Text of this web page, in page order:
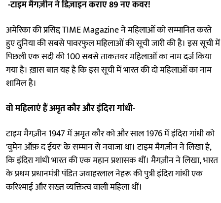
-टाइम मैगज़ीन ने डिज़ाइन कराए 89 नए कवर!
अमेरिका की प्रसिद्द TIME Magazine ने महिलाओं को सम्मानित करते
हुए दुनिया की सबसे पावरफुल महिलाओं की सूची जारी की है। इस सूची में
पिछली एक सदी की 100 सबसे ताकतवर महिलाओं का नाम दर्ज किया
गया है। ख़ास बात यह है कि इस सूची में भारत की दो महिलाओं का नाम
शामिल है।
वो महिलाएं हैं अमृत कौर और इंदिरा गांधी-
टाइम मैगज़ीन 1947 में अमृत कौर को और साल 1976 में इंदिरा गांधी को
'वुमेन ऑफ़ द ईयर' के सम्मान से नवाजा था। टाइम मैगज़ीन ने लिखा है,
कि इंदिरा गांधी भारत की एक महान प्रशासक थीं। मैगज़ीन ने लिखा, भारत
के प्रथम प्रधानमंत्री पंडित जवाहरलाल नेहरू की पुत्री इंदिरा गांधी एक
करिश्माई और सख्त व्यक्तित्व वाली महिला थीं।